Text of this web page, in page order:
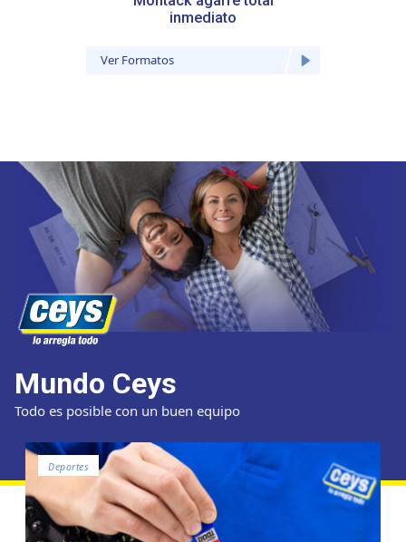
inmediato
Ver Formatos
Mundo Ceys
Todo es posible con un buen equipo
Deportes